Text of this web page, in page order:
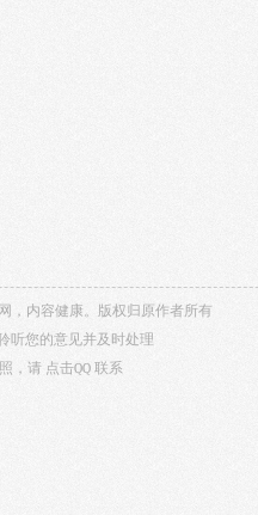
，内容健康。版权归原作者所有
听您的意见并及时处理
，请 点击QQ 联系